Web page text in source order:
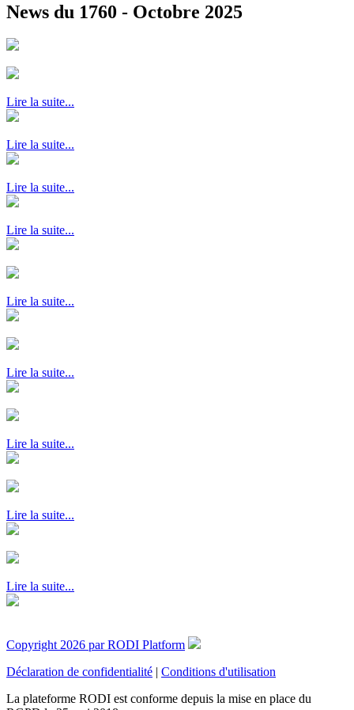
News du 1760 - Octobre 2025
Lire la suite...
Lire la suite...
Lire la suite...
Lire la suite...
Lire la suite...
Lire la suite...
Lire la suite...
Lire la suite...
Lire la suite...
Copyright 2026 par RODI Platform
Déclaration de confidentialité
Conditions d'utilisation
La plateforme RODI est conforme depuis la mise en place du